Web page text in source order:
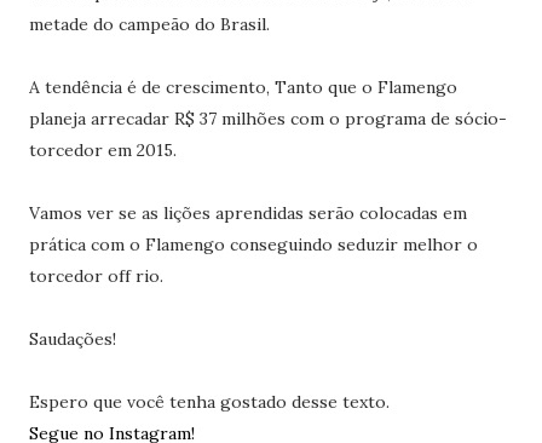
metade do campeão do Brasil.
A tendência é de crescimento, Tanto que o Flamengo
planeja arrecadar R$ 37 milhões com o programa de sócio-
torcedor em 2015.
Vamos ver se as lições aprendidas serão colocadas em
prática com o Flamengo conseguindo seduzir melhor o
torcedor off rio.
Saudações!
Espero que você tenha gostado desse texto.
Segue no Instagram!